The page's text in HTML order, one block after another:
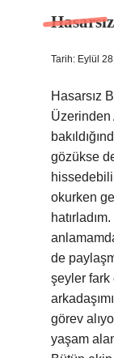
Tarih: Eylül
Hasarsız
Üzerinden
gözükse
okurken
de
şeyler fark
görev
yaşam